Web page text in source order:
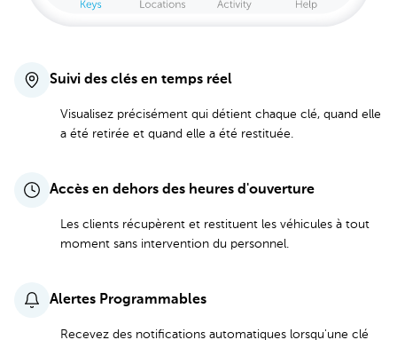
Suivi des clés en temps réel
Visualisez précisément qui détient chaque clé, quand elle
a été retirée et quand elle a été restituée.
Accès en dehors des heures d'ouverture
Les clients récupèrent et restituent les véhicules à tout
moment sans intervention du personnel.
Alertes Programmables
Recevez des notifications automatiques lorsqu'une clé